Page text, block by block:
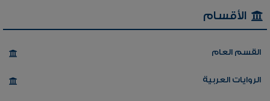
الأقسام
القسم العام
الروايات العربية